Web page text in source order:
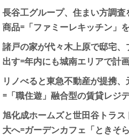
長谷工グループ、住まい方調
商品=「ファミーレキッチン」
諸戸の家が代々木上原で邸宅
出す=年内にも城南エリアで計
リノべると東急不動産が提携
=「職住遊」融合型の賃貸レジ
旭化成ホームズと世田谷トラ
大へ=ガーデンカフェ「ときそ